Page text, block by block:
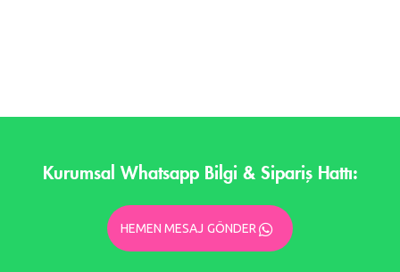
Kurumsal Whatsapp Bilgi & Sipariş Hattı:
HEMEN MESAJ GÖNDER